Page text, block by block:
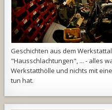
Geschichten aus dem
"Hausschlachtungen", ... - alles
Werkstatthölle und nichts mit
tun hat.